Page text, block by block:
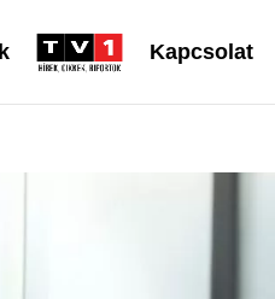
Kapcsolat